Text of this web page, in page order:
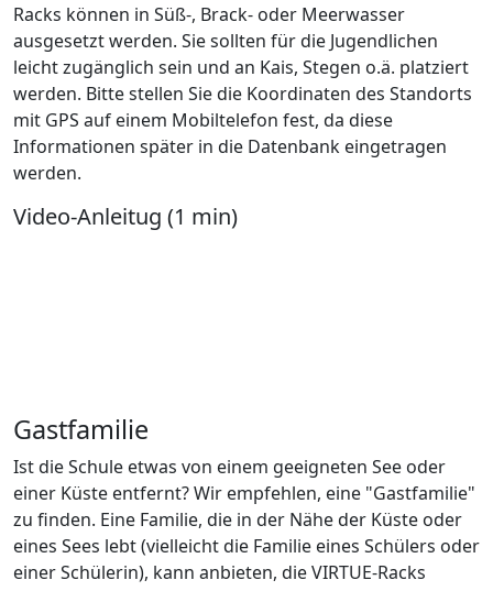
Racks können in Süß-, Brack- oder Meerwasser
ausgesetzt werden. Sie sollten für die Jugendlichen
leicht zugänglich sein und an Kais, Stegen o.ä. platziert
werden. Bitte stellen Sie die Koordinaten des Standorts
mit GPS auf einem Mobiltelefon fest, da diese
Informationen später in die Datenbank eingetragen
werden.
Video-Anleitug (1 min)
Gastfamilie
Ist die Schule etwas von einem geeigneten See oder
einer Küste entfernt? Wir empfehlen, eine "Gastfamilie"
zu finden. Eine Familie, die in der Nähe der Küste oder
eines Sees lebt (vielleicht die Familie eines Schülers oder
einer Schülerin), kann anbieten, die VIRTUE-Racks